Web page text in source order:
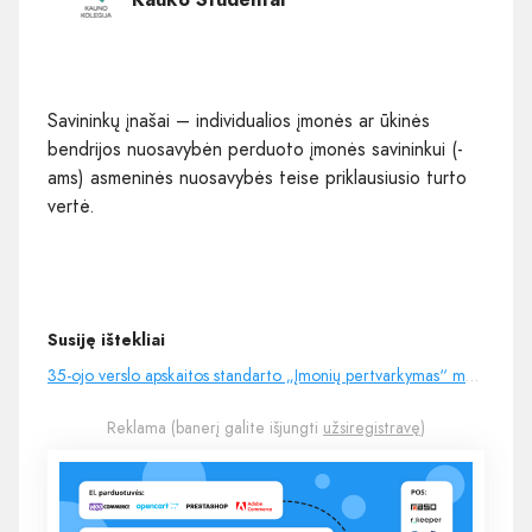
Savininkų įnašai – individualios įmonės ar ūkinės
bendrijos nuosavybėn perduoto įmonės savininkui (-
ams) asmeninės nuosavybės teise priklausiusio turto
vertė.
Susiję ištekliai
35-ojo verslo apskaitos standarto „Įmonių pertvarkymas“ metodinės rekomendacijos
Reklama (banerį galite išjungti užsiregistravę)